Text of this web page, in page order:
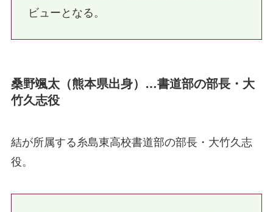
ビューとなる。
桑野颯太（熊本県出身）…書道部の部長・大
竹久志役
結が所属する糸島東高校書道部の部長・大竹久志
役。